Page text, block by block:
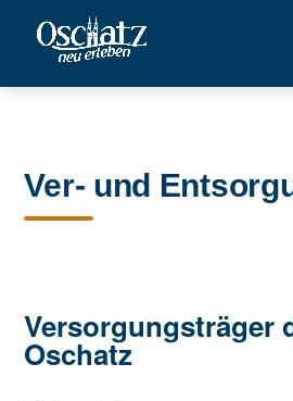
Ver- und
Versorgungsträger
Oschatz